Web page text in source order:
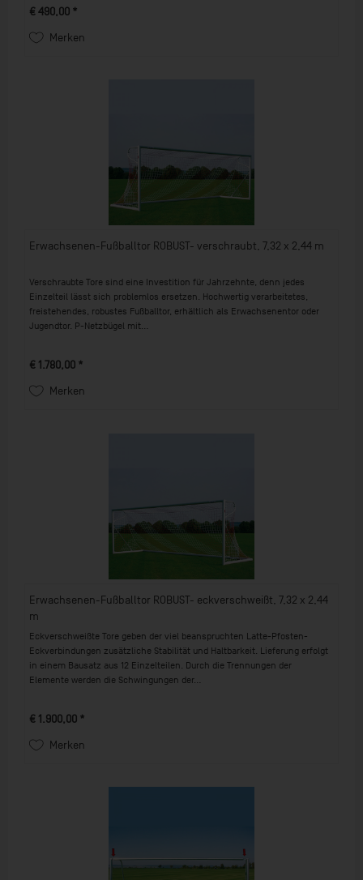
€ 490,00 *
Merken
Erwachsenen-Fußballtor ROBUST- verschraubt, 7,32 x 2,44 m
Verschraubte Tore sind eine Investition für Jahrzehnte, denn jedes
Einzelteil lässt sich problemlos ersetzen. Hochwertig verarbeitetes,
freistehendes, robustes Fußballtor, erhältlich als Erwachsenentor oder
Jugendtor. P-Netzbügel mit...
€ 1.780,00 *
Merken
Erwachsenen-Fußballtor ROBUST- eckverschweißt, 7,32 x 2,44
m
Eckverschweißte Tore geben der viel beanspruchten Latte-Pfosten-
Eckverbindungen zusätzliche Stabilität und Haltbarkeit. Lieferung erfolgt
in einem Bausatz aus 12 Einzelteilen. Durch die Trennungen der
Elemente werden die Schwingungen der...
€ 1.900,00 *
Merken